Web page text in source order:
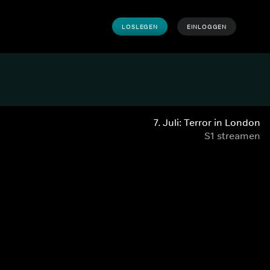
LOSLEGEN EINLOGGEN
7. Juli: Terror in London
S1 streamen